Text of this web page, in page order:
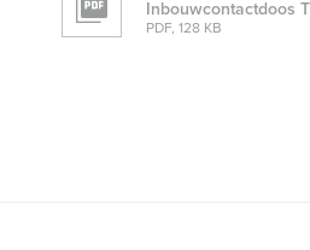
Inbouwcontactdoos
PDF, 128 KB